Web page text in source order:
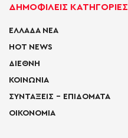
ΔΗΜΟΦΙΛΕΙΣ ΚΑΤΗΓΟΡΙΕΣ
ΕΛΛΑΔΑ ΝΕΑ
HOT NEWS
ΔΙΕΘΝΗ
ΚΟΙΝΩΝΙΑ
ΣΥΝΤΑΞΕΙΣ – ΕΠΙΔΟΜΑΤΑ
ΟΙΚΟΝΟΜΙΑ